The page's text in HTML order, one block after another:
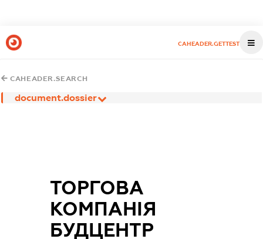
CAHEADER.GETTEST
CAHEADER.SEARCH
document.dossier
ТОРГОВА
КОМПАНІЯ
БУДЦЕНТР